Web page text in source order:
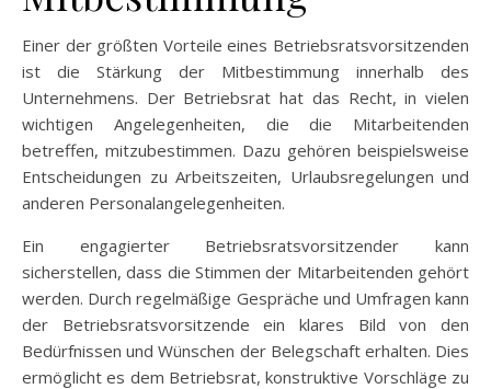
Einer der größten Vorteile eines Betriebsratsvorsitzenden
ist die Stärkung der Mitbestimmung innerhalb des
Unternehmens. Der Betriebsrat hat das Recht, in vielen
wichtigen Angelegenheiten, die die Mitarbeitenden
betreffen, mitzubestimmen. Dazu gehören beispielsweise
Entscheidungen zu Arbeitszeiten, Urlaubsregelungen und
anderen Personalangelegenheiten.
Ein engagierter Betriebsratsvorsitzender kann
sicherstellen, dass die Stimmen der Mitarbeitenden gehört
werden. Durch regelmäßige Gespräche und Umfragen kann
der Betriebsratsvorsitzende ein klares Bild von den
Bedürfnissen und Wünschen der Belegschaft erhalten. Dies
ermöglicht es dem Betriebsrat, konstruktive Vorschläge zu